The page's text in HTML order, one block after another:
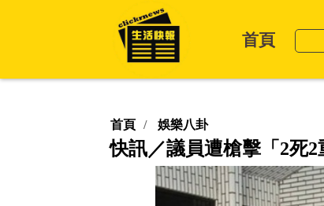
首頁
首頁 娛樂八卦
快訊／議員遭槍擊「2死2